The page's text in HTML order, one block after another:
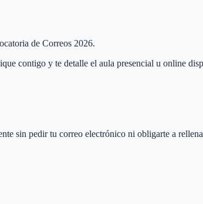
de Correos 2026.
contigo y te detalle el aula presencial u online
sin pedir tu correo electrónico ni obligarte a